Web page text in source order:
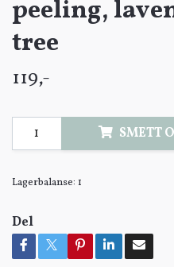
peeling,
tree
119,-
SMETT
Lagerbalanse: 1
Del